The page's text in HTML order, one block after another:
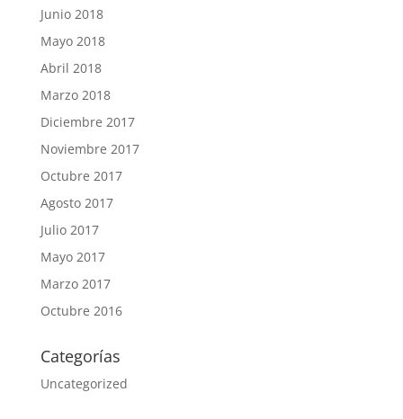
Junio 2018
Mayo 2018
Abril 2018
Marzo 2018
Diciembre 2017
Noviembre 2017
Octubre 2017
Agosto 2017
Julio 2017
Mayo 2017
Marzo 2017
Octubre 2016
Categorías
Uncategorized